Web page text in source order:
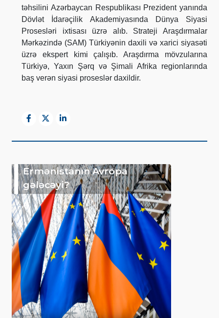
təhsilini Azərbaycan Respublikası Prezident yanında
Dövlət İdarəçilik Akademiyasında Dünya Siyasi
Prosesləri ixtisası üzrə alıb. Strateji Araşdırmalar
Mərkəzində (SAM) Türkiyənin daxili və xarici siyasəti
üzrə ekspert kimi çalışıb. Araşdırma mövzularına
Türkiyə, Yaxın Şərq və Şimali Afrika regionlarında
baş verən siyasi proseslər daxildir.
Ermənistanın Avropa
gələcəyi?